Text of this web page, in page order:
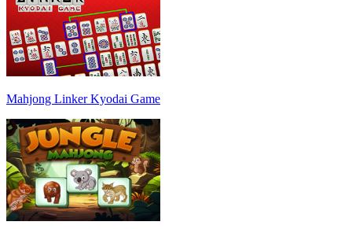
Mahjong Linker Kyodai Game